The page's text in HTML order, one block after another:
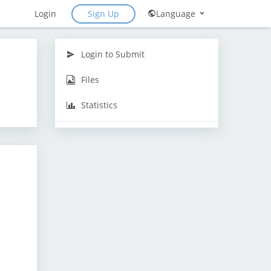
Login Sign Up Language
Login to Submit
Files
Statistics